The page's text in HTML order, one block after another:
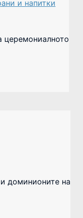
и напитки
церемониалното
доминионите на